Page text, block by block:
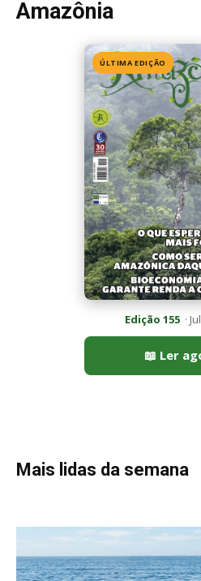
Seriema utiliza pernas longas e
rochas para subjugar presas
Poraquê sincroniza descargas